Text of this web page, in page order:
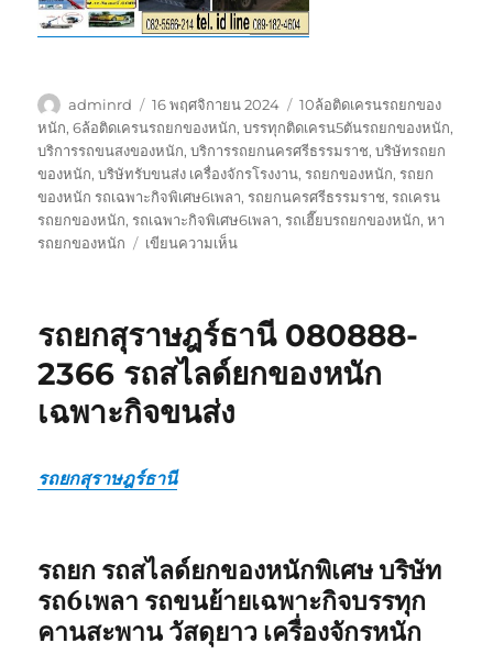
ผู้
เขียน
adminrd
เขียน
เมื่อ
16 พฤศจิกายน 2024
ป้าย
กำกับ
10ล้อติดเครนรถยกของ
หนัก,6ล้อติดเครนรถยกของหนัก,บรรทุกติดเครน5ตันรถยกของหนัก,
บริการรถขนสงของหนัก,บริการรถยกนครศรีธรรมราช,บริษัทรถยก
ของหนัก,บริษัทรับขนส่ง เครื่องจักรโรงงาน,รถยกของหนัก,รถยก
ของหนัก รถเฉพาะกิจพิเศษ6เพลา,รถยกนครศรีธรรมราช,รถเครน
รถยกของหนัก,รถเฉพาะกิจพิเศษ6เพลา,รถเฮี๊ยบรถยกของหนัก,หา
รถยกของหนัก
เขียนความเห็นบน
0808882366
สไลด์
รถยกสุราษฎร์ธานี 080888-
2366 รถสไลด์ยกของหนัก
เฉพาะกิจขนส่ง
รถยกสุราษฎร์ธานี
รถยก รถสไลด์ยกของหนักพิเศษ บริษัท
รถ6เพลา รถขนย้ายเฉพาะกิจบรรทุก
คานสะพาน วัสดุยาว เครื่องจักรหนัก